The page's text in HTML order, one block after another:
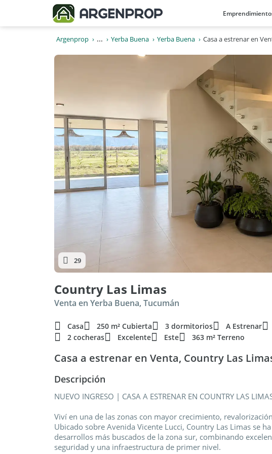
Argenprop ... Yerba Buena Yerba Buena
29
Country Las Limas
Venta en Yerba Buena, Tucumán
Casa 250 m² Cubierta 3 dormitorios A Estrenar
2 cocheras
Excelente Este 363 m² Terreno
Casa a estrenar en Venta, Country Las
Descripción
NUEVO INGRESO | CASA A ESTRENAR EN COUNTRY LAS
Viví en una de las zonas con mayor crecimiento,
Ubicado sobre Avenida Vicente Lucci, Country Las Limas se
desarrollos más buscados de la zona sur, combinando
seguridad y una infraestructura de primer nivel.